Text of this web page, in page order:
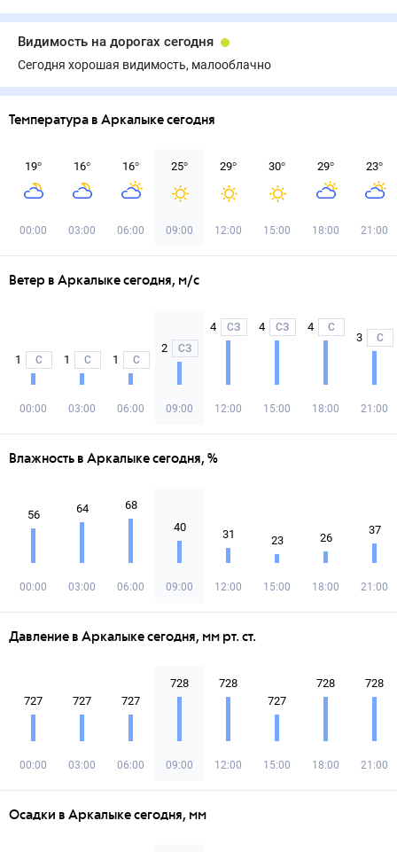
Видимость на дорогах сегодня
Сегодня хорошая видимость, малооблачно
Температура в Аркалыке сегодня
19°
00:00
16°
03:00
16°
06:00
25°
09:00
29°
12:00
30°
15:00
29°
18:00
23°
21:00
Ветер в Аркалыке сегодня, м/с
1 С
00:00
1 С
03:00
1 С
06:00
2 СЗ
09:00
4 СЗ
12:00
4 СЗ
15:00
4 С
18:00
3 С
21:00
Влажность в Аркалыке сегодня, %
56
00:00
64
03:00
68
06:00
40
09:00
31
12:00
23
15:00
26
18:00
37
21:00
Давление в Аркалыке сегодня, мм рт. ст.
727
00:00
727
03:00
727
06:00
728
09:00
728
12:00
727
15:00
728
18:00
728
21:00
Осадки в Аркалыке сегодня, мм